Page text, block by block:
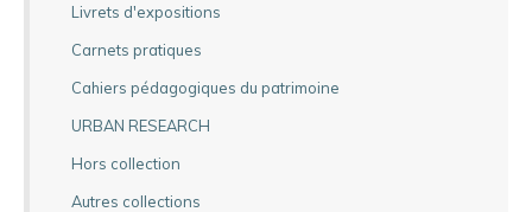
Livrets d'expositions
Carnets pratiques
Cahiers pédagogiques du patrimoine
URBAN RESEARCH
Hors collection
Autres collections